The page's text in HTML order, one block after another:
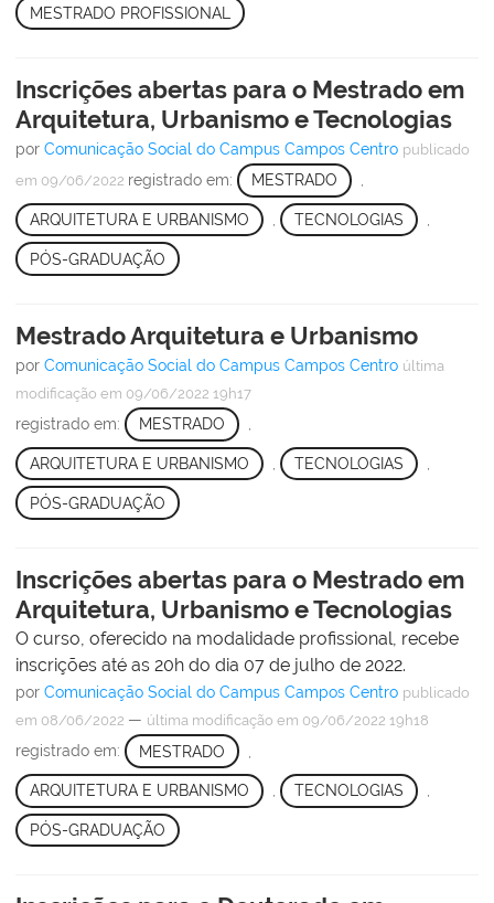
MESTRADO PROFISSIONAL
Inscrições abertas para o Mestrado em
Arquitetura, Urbanismo e Tecnologias
por Comunicação Social do Campus Campos Centro publicado
em 09/06/2022 registrado em: MESTRADO ,
ARQUITETURA E URBANISMO TECNOLOGIAS
PÓS-GRADUAÇÃO
Mestrado Arquitetura e Urbanismo
por Comunicação Social do Campus Campos Centro última
modificação em 09/06/2022 19h17
registrado em: MESTRADO ,
ARQUITETURA E URBANISMO TECNOLOGIAS
PÓS-GRADUAÇÃO
Inscrições abertas para o Mestrado em
Arquitetura, Urbanismo e Tecnologias
O curso, oferecido na modalidade profissional, recebe
inscrições até as 20h do dia 07 de julho de 2022.
por Comunicação Social do Campus Campos Centro publicado
em 08/06/2022 — última modificação em 09/06/2022 19h18
registrado em: MESTRADO
ARQUITETURA E URBANISMO , TECNOLOGIAS ,
PÓS-GRADUAÇÃO